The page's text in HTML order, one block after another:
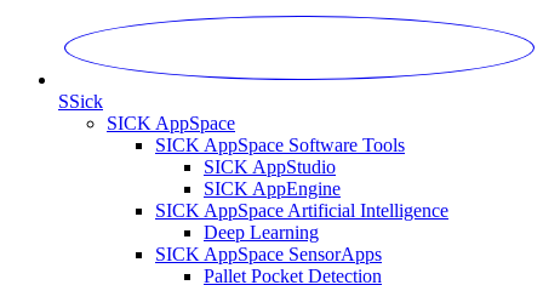
SSick
SICK AppSpace
SICK AppSpace Software Tools
SICK AppStudio
SICK AppEngine
SICK AppSpace Artificial Intelligence
Deep Learning
SICK AppSpace SensorApps
Pallet Pocket Detection